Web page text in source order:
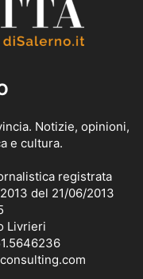
Notizie, opinioni,
e cultura.
registrata
del 21/06/2013
Livrieri